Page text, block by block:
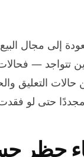
إلى مجال
تتواجد —
التعليق
مجددًا حتى لو